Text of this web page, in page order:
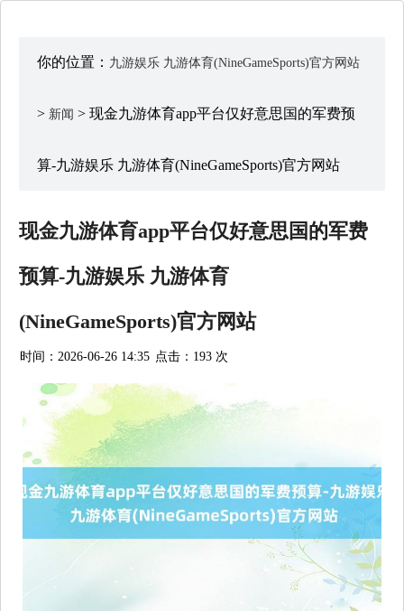
你的位置： 九游娱乐 九游体育(NineGameSports)官方网站
> 新闻 > 现金九游体育app平台仅好意思国的军费预
算-九游娱乐 九游体育(NineGameSports)官方网站
现金九游体育app平台仅好意思国的军费
预算-九游娱乐 九游体育
(NineGameSports)官方网站
时间：2026-06-26 14:35 点击：193 次